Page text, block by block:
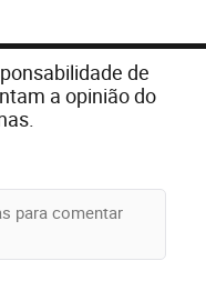
de
a opinião do